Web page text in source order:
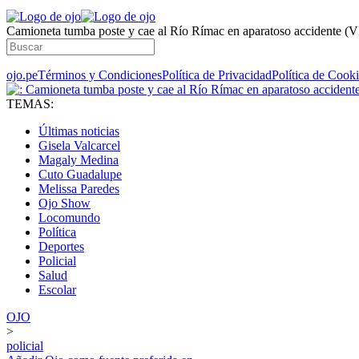
Camioneta tumba poste y cae al Río Rímac en aparatoso accidente
ojo.peTérminos y CondicionesPolítica de PrivacidadPolítica de
TEMAS:
Últimas noticias
Gisela Valcarcel
Magaly Medina
Cuto Guadalupe
Melissa Paredes
Ojo Show
Locomundo
Política
Deportes
Policial
Salud
Escolar
OJO
>
policial